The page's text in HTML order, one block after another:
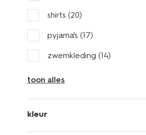
shirts (20)
pyjama's (17)
zwemkleding (14)
toon alles
kleur